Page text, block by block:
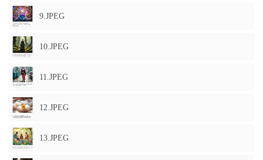
9.JPEG
10.JPEG
11.JPEG
12.JPEG
13.JPEG